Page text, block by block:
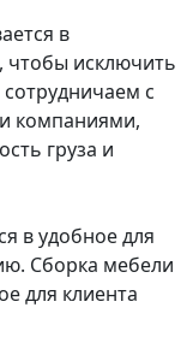
в
чтобы исключить
с
компаниями,
груза и
в удобное для
Сборка мебели
для клиента